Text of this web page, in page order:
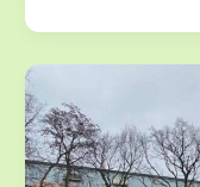
–
BÜNDNISGRÜNE:
Wälder
sind
Klimaschutz